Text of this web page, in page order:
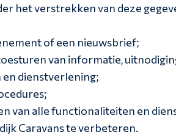
het verstrekken van deze
of een nieuwsbrief;
van informatie,
en dienstverlening;
van alle functionaliteiten en
Caravans te verbeteren.